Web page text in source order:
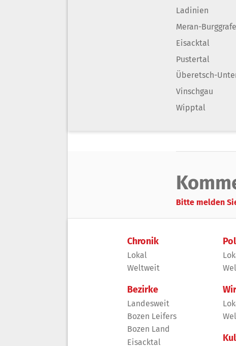
Ladinien
Meran-
Eisacktal
Pustertal
Überetsch-
Vinschgau
Wipptal
Bitte melden
Chronik
Lokal
Weltweit
Bezirke
Landesweit
Bozen Leifers
Bozen Land
Eisacktal